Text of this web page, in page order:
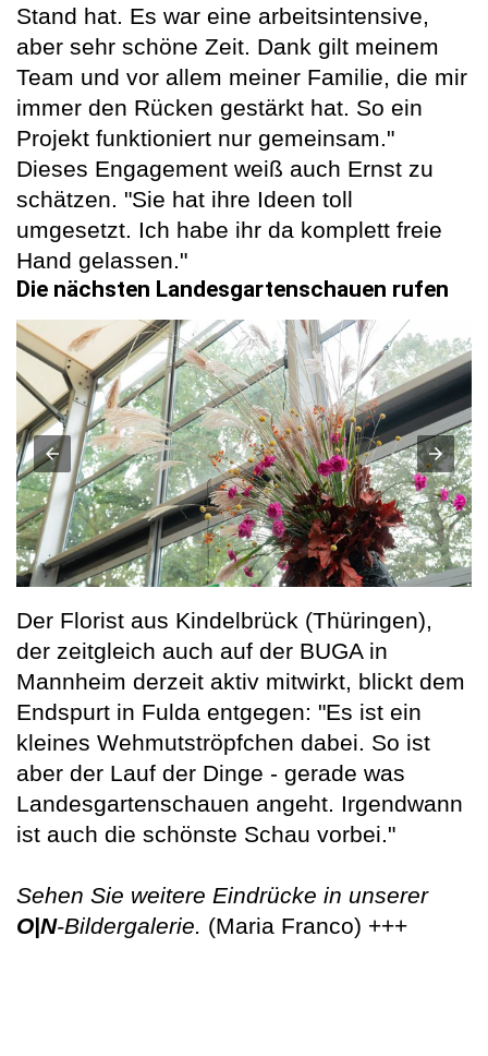
Stand hat. Es war eine arbeitsintensive,
aber sehr schöne Zeit. Dank gilt meinem
Team und vor allem meiner Familie, die mir
immer den Rücken gestärkt hat. So ein
Projekt funktioniert nur gemeinsam."
Dieses Engagement weiß auch Ernst zu
schätzen. "Sie hat ihre Ideen toll
umgesetzt. Ich habe ihr da komplett freie
Hand gelassen."
Die nächsten Landesgartenschauen rufen
Der Florist aus Kindelbrück (Thüringen),
der zeitgleich auch auf der BUGA in
Mannheim derzeit aktiv mitwirkt, blickt dem
Endspurt in Fulda entgegen: "Es ist ein
kleines Wehmutströpfchen dabei. So ist
aber der Lauf der Dinge - gerade was
Landesgartenschauen angeht. Irgendwann
ist auch die schönste Schau vorbei."
Sehen Sie weitere Eindrücke in unserer
O|N-Bildergalerie. (Maria Franco) +++